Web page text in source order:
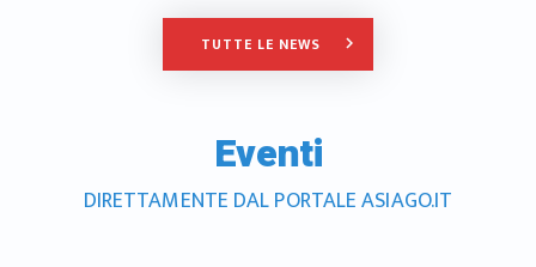
TUTTE LE NEWS keyboard_arrow_right
Eventi
DIRETTAMENTE DAL PORTALE ASIAGO.IT